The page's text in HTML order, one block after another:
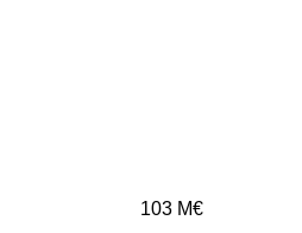
103 M€